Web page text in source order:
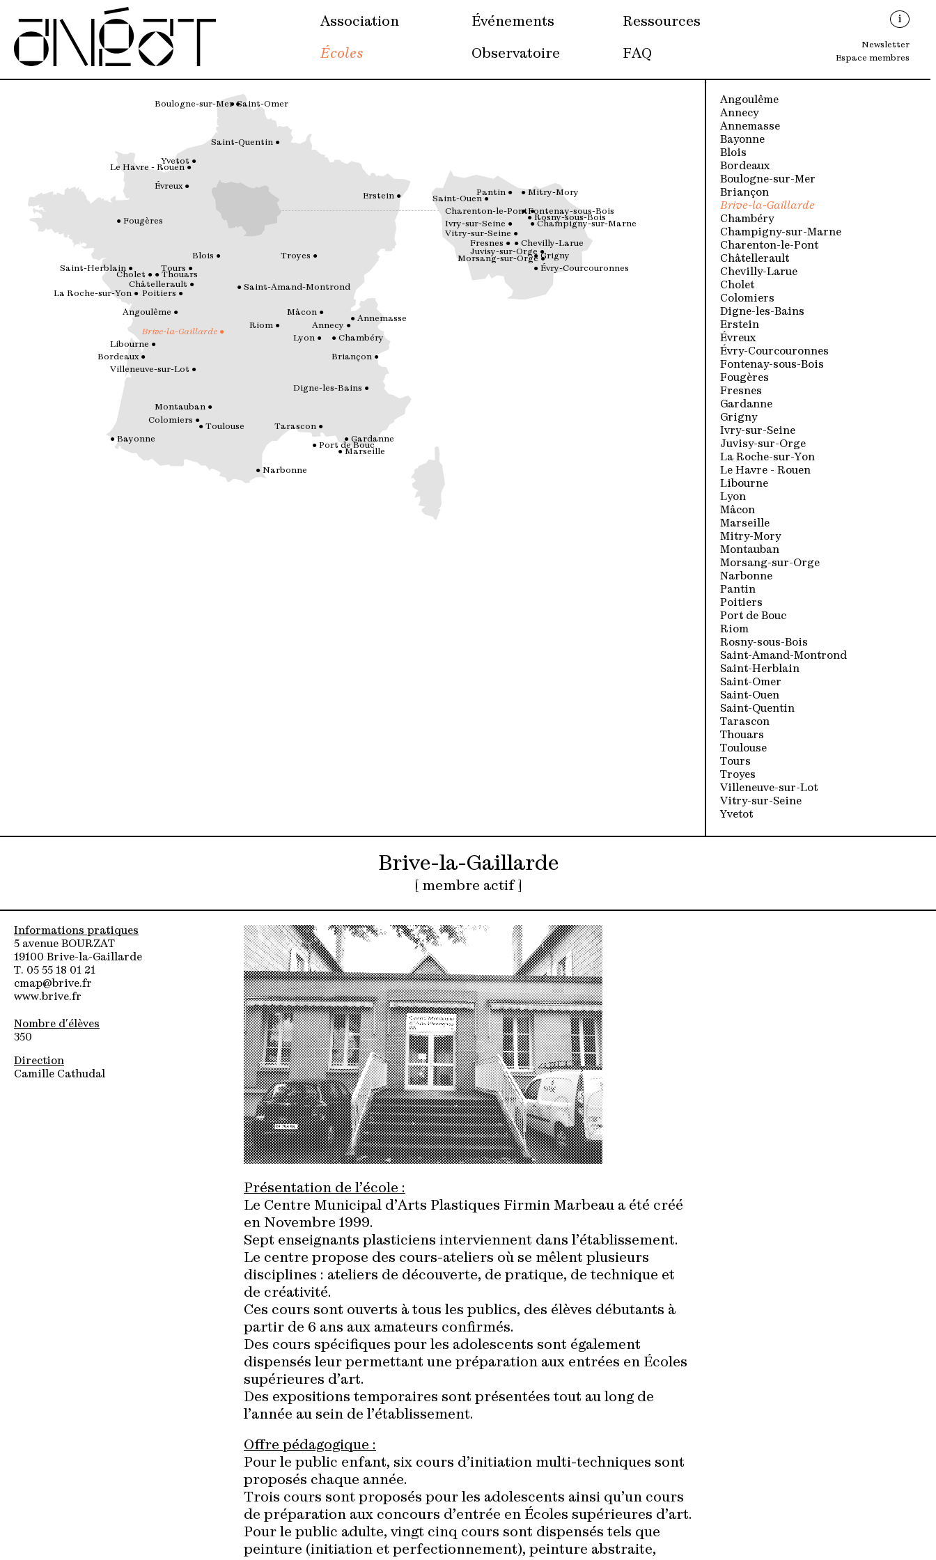
Association
Écoles
Événements
Observatoire
Ressources
FAQ
i
Newsletter
Espace membres
Angoulême
Annecy
Annemasse
Bayonne
Blois
Bordeaux
Boulogne-sur-Mer
Briançon
Brive-la-Gaillarde
Chambéry
Champigny-sur-Marne
Charenton-le-Pont
Châtellerault
Chevilly-Larue
Cholet
Colomiers
Digne-les-Bains
Erstein
Évreux
Évry-Courcouronnes
Fontenay-sous-Bois
Fougères
Fresnes
Gardanne
Grigny
Ivry-sur-Seine
Juvisy-sur-Orge
La Roche-sur-Yon
Le Havre - Rouen
Libourne
Lyon
Mâcon
Marseille
Mitry-Mory
Montauban
Morsang-sur-Orge
Narbonne
Pantin
Poitiers
Port de Bouc
Riom
Rosny-sous-Bois
Saint-Amand-Montrond
Saint-Herblain
Saint-Omer
Saint-Ouen
Saint-Quentin
Tarascon
Thouars
Toulouse
Tours
Troyes
Villeneuve-sur-Lot
Vitry-sur-Seine
Yvetot
Angoulême
Annecy
Annemasse
Bayonne
Blois
Bordeaux
Boulogne-sur-Mer
Briançon
Brive-la-Gaillarde
Chambéry
Champigny-sur-Marne
Charenton-le-Pont
Châtellerault
Chevilly-Larue
Cholet
Colomiers
Digne-les-Bains
Erstein
Évreux
Évry-Courcouronnes
Fontenay-sous-Bois
Fougères
Fresnes
Gardanne
Grigny
Ivry-sur-Seine
Juvisy-sur-Orge
La Roche-sur-Yon
Le Havre - Rouen
Libourne
Lyon
Mâcon
Marseille
Mitry-Mory
Montauban
Morsang-sur-Orge
Narbonne
Pantin
Poitiers
Port de Bouc
Riom
Rosny-sous-Bois
Saint-Amand-Montrond
Saint-Herblain
Saint-Omer
Saint-Ouen
Saint-Quentin
Tarascon
Thouars
Toulouse
Tours
Troyes
Villeneuve-sur-Lot
Vitry-sur-Seine
Yvetot
Brive-la-Gaillarde
[ membre actif ]
Informations pratiques
5 avenue BOURZAT
19100 Brive-la-Gaillarde
T. 05 55 18 01 21
cmap@brive.fr
www.brive.fr
Nombre d'élèves
350
Direction
Camille Cathudal
Présentation de l’école :
Le Centre Municipal d’Arts Plastiques Firmin Marbeau a été créé
en Novembre 1999.
Sept enseignants plasticiens interviennent dans l’établissement.
Le centre propose des cours-ateliers où se mêlent plusieurs
disciplines : ateliers de découverte, de pratique, de technique et
de créativité.
Ces cours sont ouverts à tous les publics, des élèves débutants à
partir de 6 ans aux amateurs confirmés.
Des cours spécifiques pour les adolescents sont également
dispensés leur permettant une préparation aux entrées en Écoles
supérieures d’art.
Des expositions temporaires sont présentées tout au long de
l’année au sein de l’établissement.
Offre pédagogique :
Pour le public enfant, six cours d’initiation multi-techniques sont
proposés chaque année.
Trois cours sont proposés pour les adolescents ainsi qu’un cours
de préparation aux concours d’entrée en Écoles supérieures d’art.
Pour le public adulte, vingt cinq cours sont dispensés tels que
peinture (initiation et perfectionnement), peinture abstraite,